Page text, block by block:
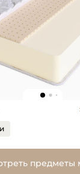
предметы